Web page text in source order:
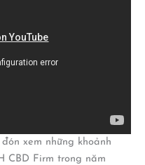
xem những khoảnh
CBD Firm trong năm